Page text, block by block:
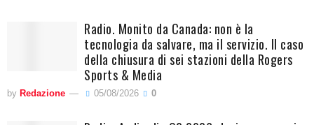
Radio. Monito da Canada: non è la
tecnologia da salvare, ma il servizio. Il caso
della chiusura di sei stazioni della Rogers
Sports & Media
by Redazione 05/08/2026 0